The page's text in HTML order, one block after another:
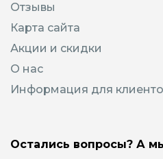
Отзывы
Карта сайта
Акции и скидки
О нас
Информация для
Остались вопросы? А